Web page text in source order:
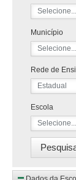
Selecione...
Município
Selecione...
Rede de
Estadual
Escola
Selecione...